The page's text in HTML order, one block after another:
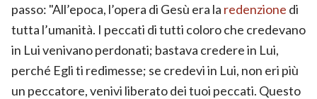
passo: "All’epoca, l’opera di Gesù era la redenzione di
tutta l’umanità. I peccati di tutti coloro che credevano
in Lui venivano perdonati; bastava credere in Lui,
perché Egli ti redimesse; se credevi in Lui, non eri più
un peccatore, venivi liberato dei tuoi peccati. Questo